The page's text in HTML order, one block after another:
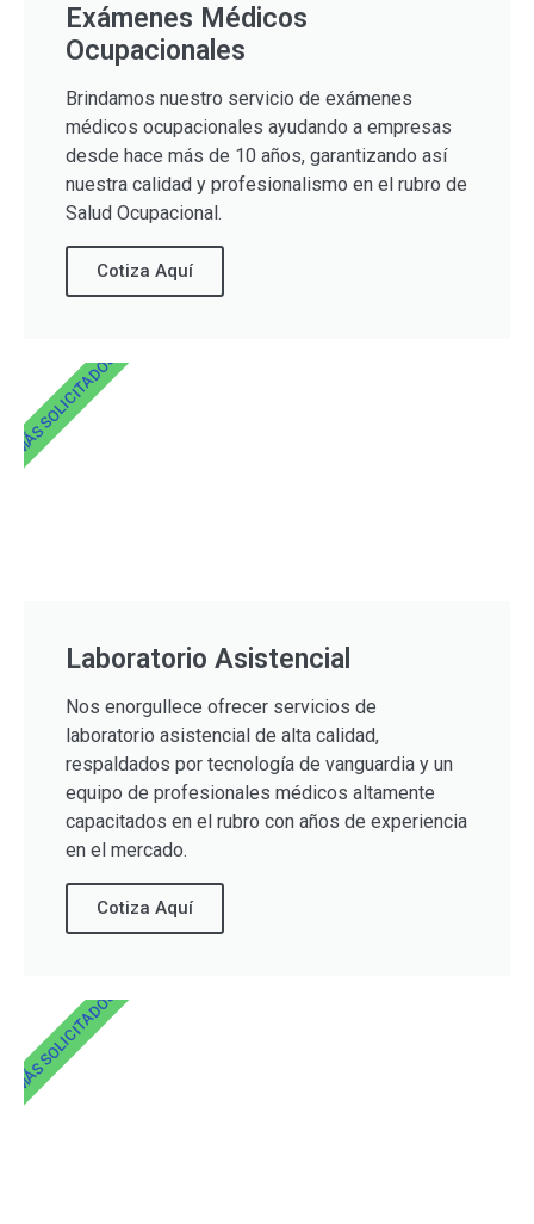
Exámenes Médicos
Ocupacionales
Brindamos nuestro servicio de exámenes
médicos ocupacionales ayudando a empresas
desde hace más de 10 años, garantizando así
nuestra calidad y profesionalismo en el rubro de
Salud Ocupacional.
Cotiza Aquí
Laboratorio Asistencial
Nos enorgullece ofrecer servicios de
laboratorio asistencial de alta calidad,
respaldados por tecnología de vanguardia y un
equipo de profesionales médicos altamente
capacitados en el rubro con años de experiencia
en el mercado.
Cotiza Aquí
MÁS SOLICITADOS
MÁS SOLICITADOS